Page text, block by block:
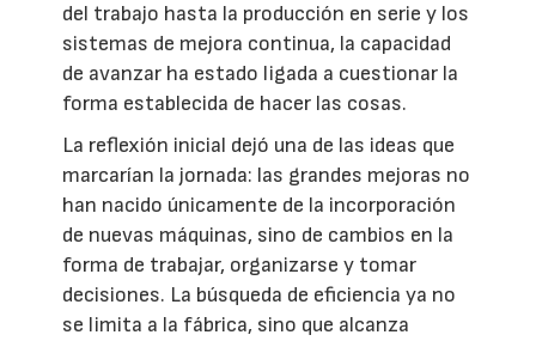
del trabajo hasta la producción en serie y los
sistemas de mejora continua, la capacidad
de avanzar ha estado ligada a cuestionar la
forma establecida de hacer las cosas.
La reflexión inicial dejó una de las ideas que
marcarían la jornada: las grandes mejoras no
han nacido únicamente de la incorporación
de nuevas máquinas, sino de cambios en la
forma de trabajar, organizarse y tomar
decisiones. La búsqueda de eficiencia ya no
se limita a la fábrica, sino que alcanza